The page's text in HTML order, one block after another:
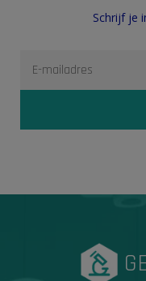
Schrijf je